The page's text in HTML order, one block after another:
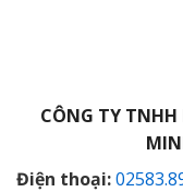
CÔNG TY
Điện thoại: